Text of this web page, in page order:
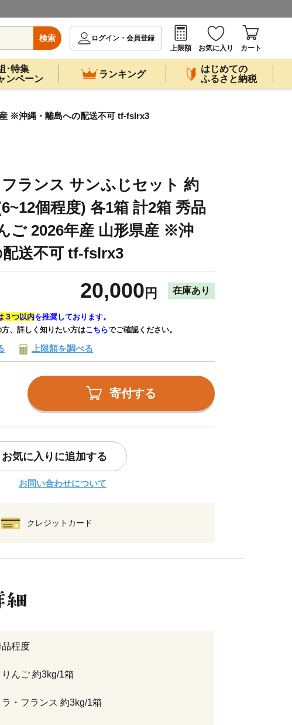
検索
ログイン・会員登録
上限額
お気に入り カート
･特集
ンペーン
ランキング
はじめての
ふるさと納税
産 ※沖縄・離島への配送不可 tf-fslrx3
フランス サンふじセット 約
個程度) 各1箱 計2箱 秀品
ご 2026年産 山形県産 ※沖
送不可 tf-fslrx3
20,000 円 在庫あり
３つ以内を推奨しております。
、詳しく知りたい方はこちらでご確認ください。
上限額を調べる
寄付する
お気に入りに追加する
お問い合わせについて
クレジットカード
品程度
りんご 約3kg/1箱
ラ・フランス 約3kg/1箱